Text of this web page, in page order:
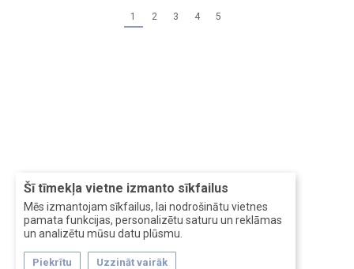
Šī tīmekļa vietne izmanto sīkfailus
Mēs izmantojam sīkfailus, lai nodrošinātu vietnes
pamata funkcijas, personalizētu saturu un reklāmas
un analizētu mūsu datu plūsmu.
Piekrītu Uzzināt vairāk
1 2 3 4 5